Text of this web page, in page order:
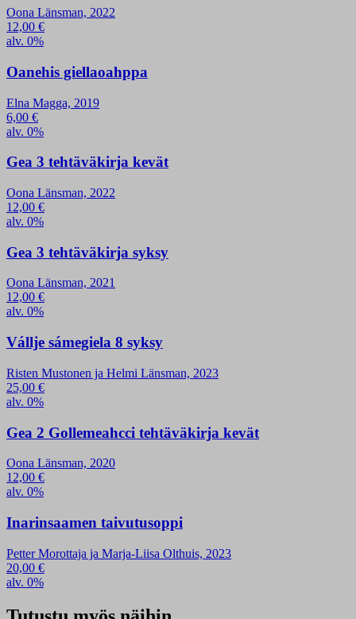
Oona Länsman, 2022
12,00 €
alv. 0%
Oanehis giellaoahppa
Elna Magga, 2019
6,00 €
alv. 0%
Gea 3 tehtäväkirja kevät
Oona Länsman, 2022
12,00 €
alv. 0%
Gea 3 tehtäväkirja syksy
Oona Länsman, 2021
12,00 €
alv. 0%
Vállje sámegiela 8 syksy
Risten Mustonen ja Helmi Länsman, 2023
25,00 €
alv. 0%
Gea 2 Gollemeahcci tehtäväkirja kevät
Oona Länsman, 2020
12,00 €
alv. 0%
Inarinsaamen taivutusoppi
Petter Morottaja ja Marja-Liisa Olthuis, 2023
20,00 €
alv. 0%